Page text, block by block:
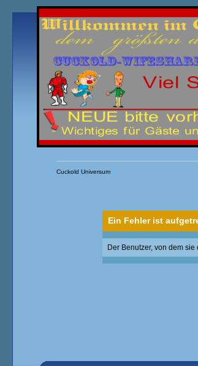
Übersicht Kalender Einloggen
Cuckold Universum
Ein Fehler ist
Der Benutzer, von dem